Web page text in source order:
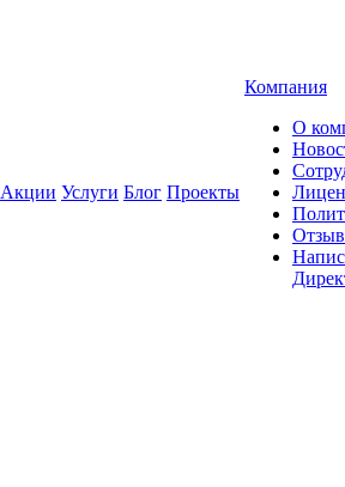
Акции Услуги Блог Проекты
Компания
О